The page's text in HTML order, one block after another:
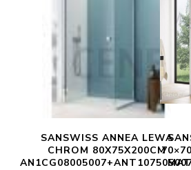
SANSWISS ANNEA LEWA
CHROM 80X75X200CM